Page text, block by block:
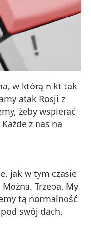
w którą nikt tak
atak Rosji z
żeby wspierać
z nas na
jak w tym czasie
Trzeba. My
tą normalność
swój dach.